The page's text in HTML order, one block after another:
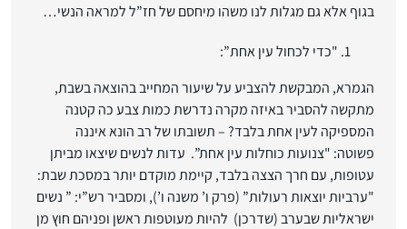
בגוף אלא גם מגלות לנו משהו מיחסם של חז”ל למראה הנשי…
"כדי לכחול עין אחת”:
הגמרא, המבקשת להצביע על שיעור המחייב בהוצאה בשבת,
מתקשה להסביר באיזה מקרה נדרשת כמות צבע כה קטנה
המספיקה לעין אחת בלבד? – תשובתו של רב הונא איננה
פשוטה: "צנועות כוחלות עין אחת”. עדות לנשים שיצאו מביתן
עטופות, עם חרך הצצה בלבד, קיימת מוקדם יותר במסכת שבת:
"ערביות יוצאות רעולות” (פרק ו’ משנה ו’), ומסביר רש”י: ” נשים
ישראליות שבערב (שדרכן) להיות מעוטפות ראשן ופניהם חוץ מן